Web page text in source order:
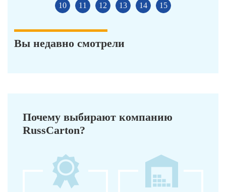
10
11 12 13 14 15
Вы недавно смотрели
Почему выбирают компанию
RussCarton?